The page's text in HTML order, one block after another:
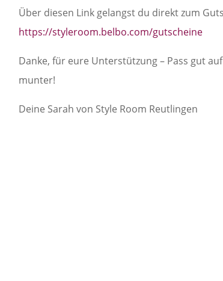
Über diesen Link gelangst du direkt zum
https://styleroom.belbo.com/gutscheine
Danke, für eure Unterstützung – Pass gut
munter!
Deine Sarah von Style Room Reutlingen